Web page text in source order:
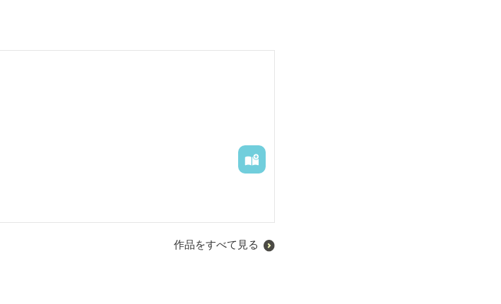
作品をすべて見る